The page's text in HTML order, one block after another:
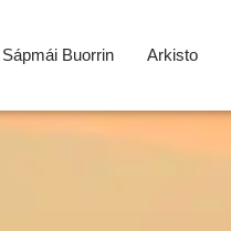
Sápmái Buorrin Arkisto